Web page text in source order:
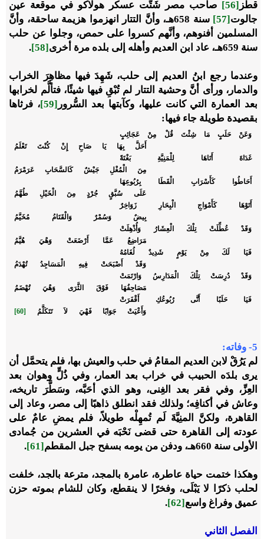
قطز [56]
صاحب مصر شَتَّت عسكر هولاكو في موقعة عين
جالوت [57]
سنة 658هـ، وأنَّ التتار انهزموا هزيمة ساحقة، وأنَّ
المسلمين أفنوهم، وأنَّهم كسروا على حمص، وجلوا عن حلب
سنة 659هـ، عاد ابن العديم وأهله إلى بلده مرة أخرى
[58]
.
وعندما رجع ابنُ العديم إلى حلب، شَهِدَ فيها مظاهِرَ الخراب
والدمار، ورأى أنَّ وحشية التتار لم تُبْقِ فيها شيئًا، فتألَّم لخرابها
بعد العمارة التي كانت عليها، وكآبتها بعد السُّرور [59]
، فرثاها
بقصيدة طويلة جاء فيها:
وَعَنْ حَلَبٍ مَا شِئْتَ قُلْ مِنْ عَجَائِبٍ
أَحَلَّ بِهَا يَا صَاحِ إِنْ كُنْتَ تَعْلَمُ
غَدَاةَ أَتَاهَا لِلْمَنِيَّةِ بَغْتَةً
مِنَ الْمُغْلِ جَيْشٌ كَالسَّحَابِ عَرَمْرَمُ
أَحَاطُوا كَأَسْرَابِ الْقَطَا بِرُبُوعِهَا
عَلَى سُبَّقٍ جُرْدٍ مِنَ الْخَيْلِ طُهَّمُ
أَتَوْهَا كَأَمْوَاجِ الْبِحَارِ زَوَاخِرٌ
بِيضٌ وَسُمْرٌ وَالْقَتَامُ مُخَيَّمُ
وَقَدْ عُطِّلَتْ تِلْكَ الْعِشَارُ وَأُذْهِلَتْ
مَرَاضِعُ عَمَّا أَرْضَعَتْ وَهْيَ هُيَّمُ
فَيَا لَكَ مِنْ يَوْمٍ شَدِيدٌ لُغَامُهُ
وَقَدْ أَصْبَحَتْ فِيهِ الْمَسَاجِدُ تُهْدَمُ
وَقَدْ دُرِسَتْ تِلْكَ الْمَدَارِسُ وَارْتَمَتْ
مَصَاحِفُهَا فَوْقَ الثَّرَى وَهْيَ تُهْضَمُ
فَيَا حَلَبًا أَنَّى رُبُوعُكِ أَقْفَرَتْ
وَأَعْيَتْ جَوَابًا فَهْيَ لاَ تَتَكَلَّمُ
[60]
5
- وفاته:
لم يَرُقْ لابن العديم المقامُ في حلب والعيش بها، فلم يتحمَّل أن
يرى بلدَه الحبيب في خراب بعد العمار، وفي ذُلٍّ وهوان بعد
العِزِّ، وفي فقر بعد الغِنى، وهو الذي أحَبَّه، وسَطَّرَ تاريخه،
وعاش في أكنافِه؛ ولذلك فقد انطلق ذاهبًا إلى مصر، وعاد إلى
القاهرة، ولكنَّ المنِيَّةَ لَم تُمهِلْه طويلاً، فلم يمضِ عامٌ على
عودته إلى القاهرة حتى قضى نَحْبَه في العشرين من جُمادى
الأولى سنة 660هـ، ودفن من يومه بسفح جبل المقطم
[61]
.
وهكذا ختمت حياة عاطرة، عامرة بالمجد، مترعة بالجد، خلفت
لحلب ذكرًا لا يَبْلَى، وفخرًا لا ينقطع، وكان للشام بموته حزن
عميق وفراغ واسع [62]
.
الفصل الثاني